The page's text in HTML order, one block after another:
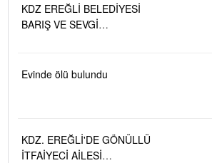
KDZ EREĞLİ BELEDİYESİ
BARIŞ VE SEVGİ
Evinde ölü bulundu
KDZ. EREĞLİ'DE GÖNÜLLÜ
İTFAİYECİ AİLESİ